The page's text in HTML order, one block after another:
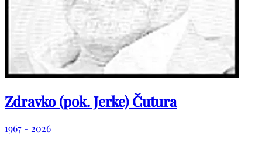
Zdravko (pok. Jerke) Čutura
1967 - 2026